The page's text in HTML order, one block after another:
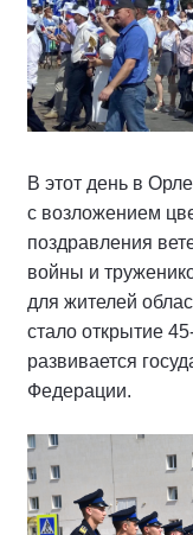
В этот день в
с возложением
поздравления
войны и
для жителей
стало открытие
развивается
Федерации.